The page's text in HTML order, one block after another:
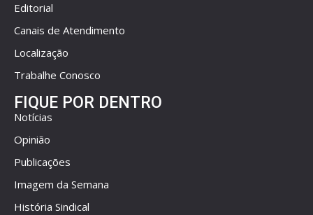
Editorial
Canais de Atendimento
Localização
Trabalhe Conosco
FIQUE POR DENTRO
Notícias
Opinião
Publicações
Imagem da Semana
História Sindical